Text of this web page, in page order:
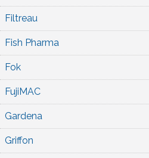
Filtreau
Fish Pharma
Fok
FujiMAC
Gardena
Griffon